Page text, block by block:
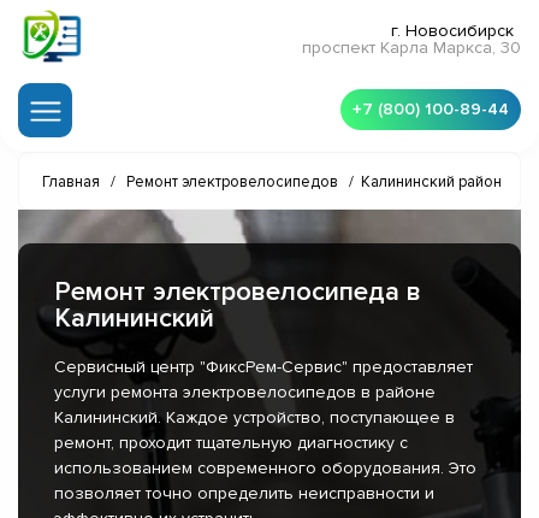
г. Новосибирск
проспект Карла Маркса, 30
+7 (800) 100-89-44
Главная / Ремонт электровелосипедов / Калининский район
Ремонт электровелосипеда в
Калининский
Сервисный центр "ФиксРем-Сервис" предоставляет
услуги ремонта электровелосипедов в районе
Калининский. Каждое устройство, поступающее в
ремонт, проходит тщательную диагностику с
использованием современного оборудования. Это
позволяет точно определить неисправности и